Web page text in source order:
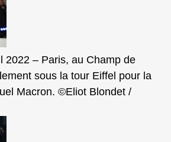
2022 – Paris, au Champ de
sous la tour Eiffel pour la
Macron. ©Eliot Blondet /